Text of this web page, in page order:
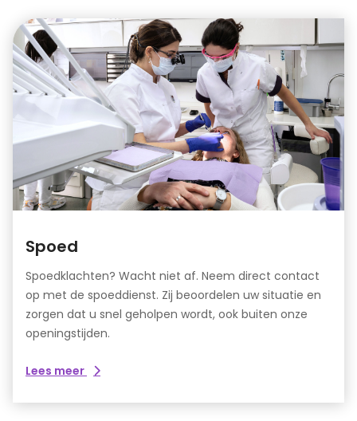
Spoed
Spoedklachten? Wacht niet af. Neem direct contact
op met de spoeddienst. Zij beoordelen uw situatie en
zorgen dat u snel geholpen wordt, ook buiten onze
openingstijden.
Lees meer over